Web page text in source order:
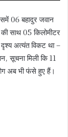
06 बहादुर जवान
साथ 05 किलोमीटर
अत्यंत विकट था –
सूचना मिली कि 11
अब भी फंसे हुए हैं।